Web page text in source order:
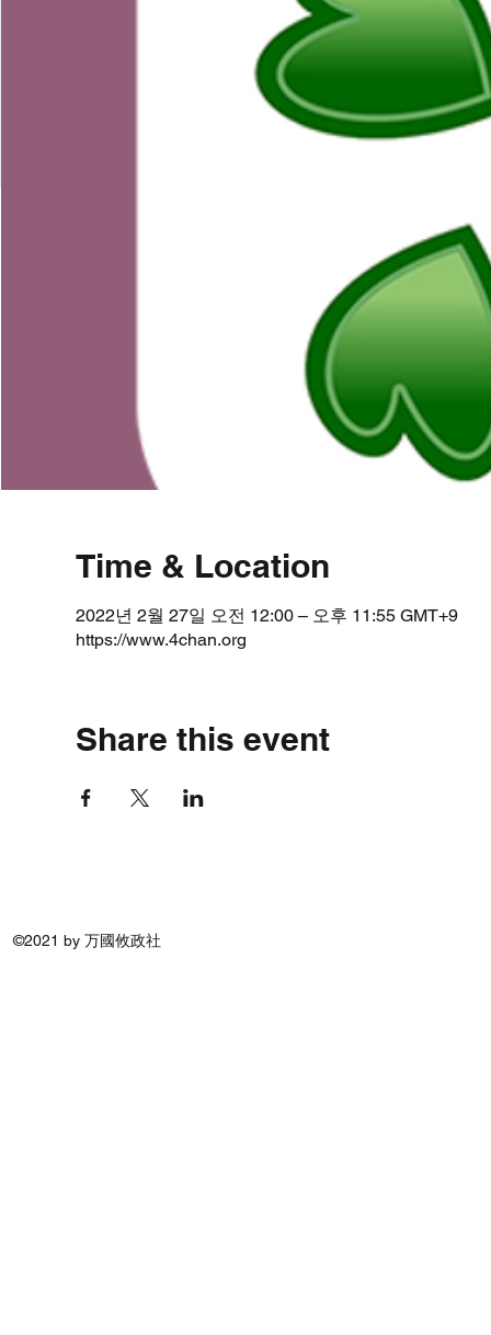
Time & Location
2022년 2월 27일 오전 12:00 – 오후 11:55 GMT+9
https://www.4chan.org
Share this event
©2021 by 万國攸政社